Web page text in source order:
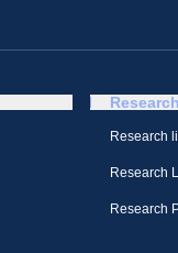
Research
Research
Research
Research